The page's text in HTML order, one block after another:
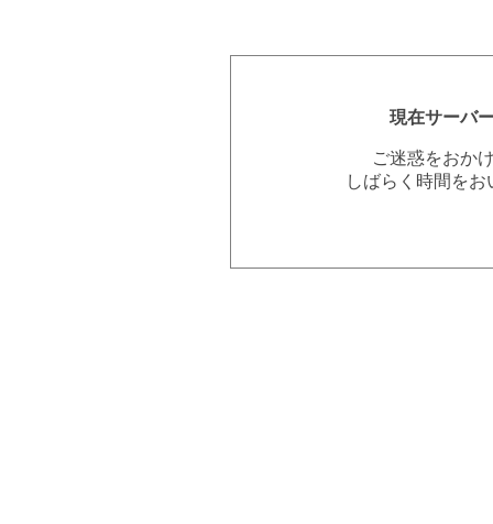
現在サーバ
ご迷惑をおか
しばらく時間を